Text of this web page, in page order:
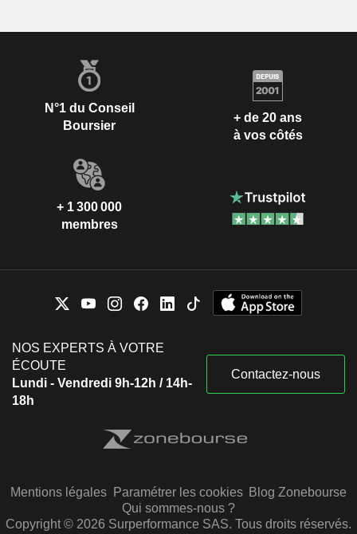
N°1 du Conseil
Boursier
+ de 20 ans
à vos côtés
+ 1 300 000
membres
NOS EXPERTS À VOTRE
ÉCOUTE
Lundi - Vendredi 9h-12h / 14h-
18h
Contactez-nous
Mentions légales Paramétrer les cookies Blog Zonebourse
Qui sommes-nous ?
Copyright © 2026 Surperformance SAS. Tous droits réservés.